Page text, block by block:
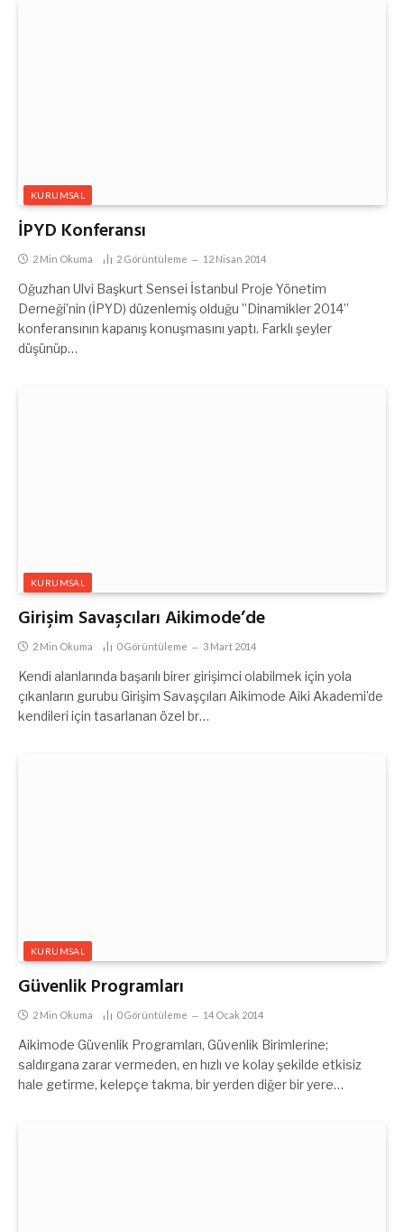
KURUMSAL
İPYD Konferansı
2 Min Okuma 2 Görüntüleme 12 Nisan 2014
Oğuzhan Ulvi Başkurt Sensei İstanbul Proje Yönetim
Derneği’nin (İPYD) düzenlemiş olduğu ”Dinamikler 2014”
konferansının kapanış konuşmasını yaptı. Farklı şeyler
düşünüp…
KURUMSAL
Girişim Savaşcıları Aikimode’de
2 Min Okuma 0Görüntüleme 3 Mart 2014
Kendi alanlarında başarılı birer girişimci olabilmek için yola
çıkanların gurubu Girişim Savaşçıları Aikimode Aiki Akademi’de
kendileri için tasarlanan özel br…
KURUMSAL
Güvenlik Programları
2 Min Okuma 0Görüntüleme 14 Ocak 2014
Aikimode Güvenlik Programları, Güvenlik Birimlerine;
saldırgana zarar vermeden, en hızlı ve kolay şekilde etkisiz
hale getirme, kelepçe takma, bir yerden diğer bir yere…